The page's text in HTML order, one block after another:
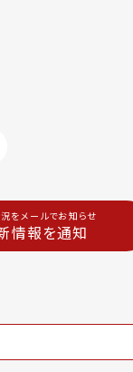
をメールでお知らせ
情報を通知